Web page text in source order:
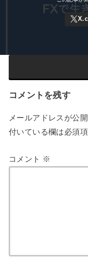
コメントを残す
メールアドレスが公
付いている欄は必須
コメント ※